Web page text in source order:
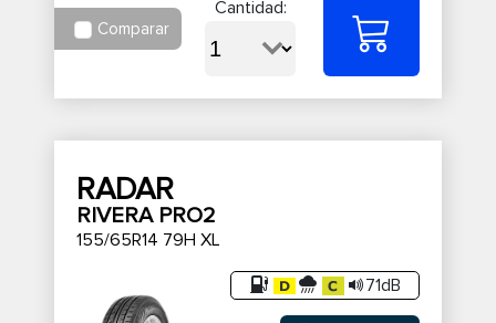
Comparar
Cantidad:
RADAR
RIVERA PRO2
155/65R14 79H XL
71dB